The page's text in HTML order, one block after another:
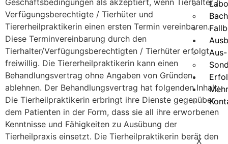
X
Geschäftsbedingungen als akzeptiert, wenn Tierhalter /
Verfügungsberechtigte / Tierhüter und
Tiererheilpraktikerin einen ersten Termin vereinbaren.
Diese Terminvereinbarung durch den
Tierhalter/Verfügungsberechtigten / Tierhüter erfolgt
freiwillig. Die Tiererheilpraktikerin kann einen
Behandlungsvertrag ohne Angaben von Gründen
ablehnen. Der Behandlungsvertrag hat folgenden Inhalt:
Die Tierheilpraktikerin erbringt ihre Dienste gegenüber
dem Patienten in der Form, dass sie all ihre erworbenen
Kenntnisse und Fähigkeiten zu Ausübung der
Tierheilpraxis einsetzt. Die Tierheilpraktikerin berät den